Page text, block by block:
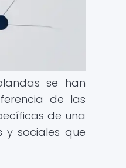
se han
de las
de una
y sociales que